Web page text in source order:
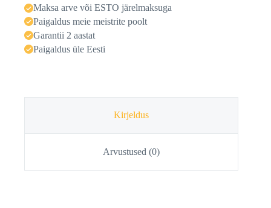
Maksa arve või ESTO järelmaksuga
Paigaldus meie meistrite poolt
Garantii 2 aastat
Paigaldus üle Eesti
Kirjeldus
Arvustused (0)